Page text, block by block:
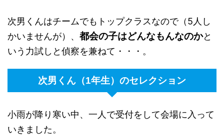
次男くんはチームでもトップクラスなので（5人し
かいませんが）、 都会の子はどんなもんなのかと
いう力試しと偵察を兼ねて・・・。
次男くん（1年生）のセレクション
小雨が降り寒い中、一人で受付をして会場に入って
いきました。